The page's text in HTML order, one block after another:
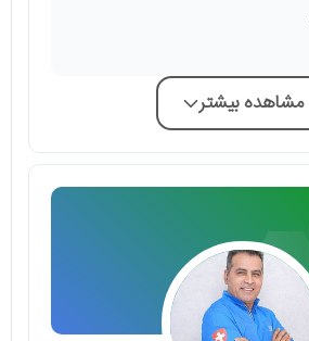
مشاهده بیشتر